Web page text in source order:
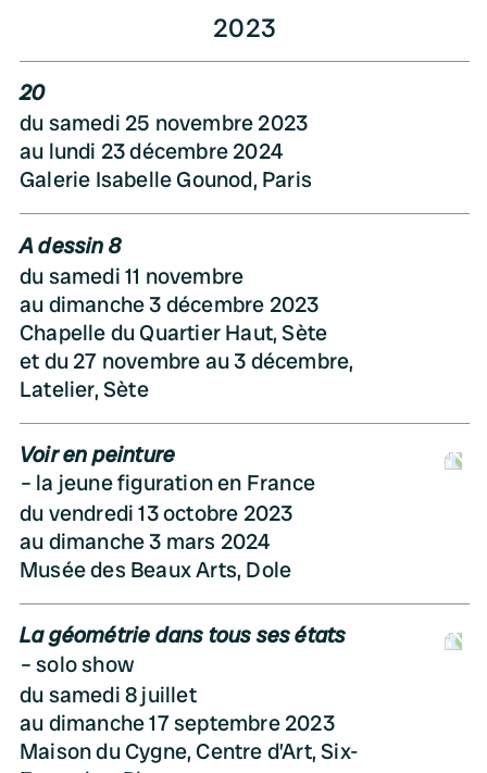
2023
20
du samedi 25 novembre 2023
au lundi 23 décembre 2024
Galerie Isabelle Gounod, Paris
A dessin 8
du samedi 11 novembre
au dimanche 3 décembre 2023
Chapelle du Quartier Haut, Sète
et du 27 novembre au 3 décembre,
Latelier, Sète
Voir en peinture
la jeune figuration en France
du vendredi 13 octobre 2023
au dimanche 3 mars 2024
Musée des Beaux Arts, Dole
La géométrie dans tous ses états
solo show
du samedi 8 juillet
au dimanche 17 septembre 2023
Maison du Cygne, Centre d’Art, Six-